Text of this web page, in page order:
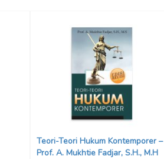
Teori-Teori Hukum Kontemporer –
Prof. A. Mukhtie Fadjar, S.H., M.H